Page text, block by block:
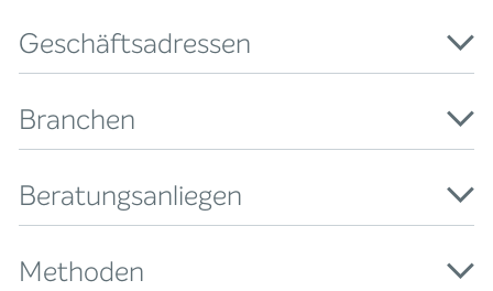
Geschäftsadressen
Branchen
Beratungsanliegen
Methoden